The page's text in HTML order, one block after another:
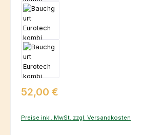
Regulärer Preis:
52,00 €
Preise inkl. MwSt. zzgl. Versandkosten